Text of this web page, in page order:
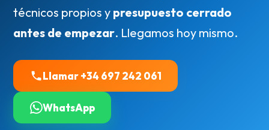
técnicos propios y presupuesto cerrado
antes de empezar. Llegamos hoy mismo.
Llamar +34 697 242 061
WhatsApp